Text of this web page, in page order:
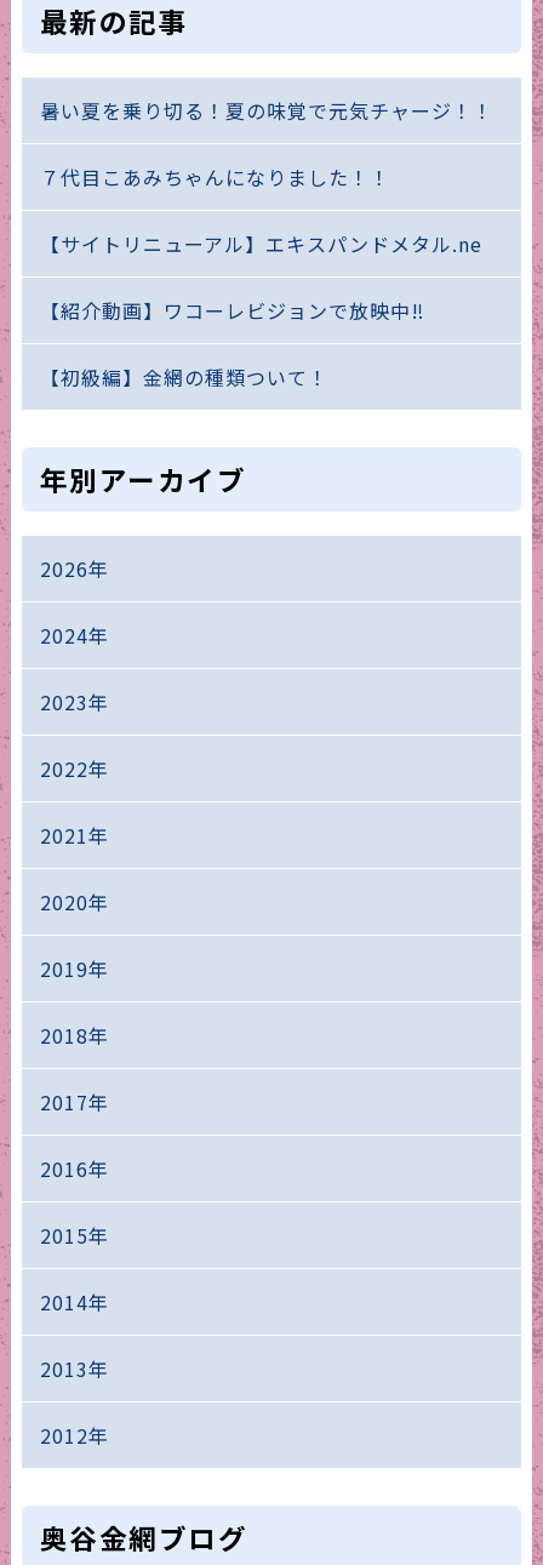
最新の記事
暑い夏を乗り切る！夏の味覚で元気チャージ！！
７代目こあみちゃんになりました！！
【サイトリニューアル】エキスパンドメタル.ne
【紹介動画】ワコーレビジョンで放映中‼
【初級編】金網の種類ついて！
年別アーカイブ
2026年
2024年
2023年
2022年
2021年
2020年
2019年
2018年
2017年
2016年
2015年
2014年
2013年
2012年
奥谷金網ブログ